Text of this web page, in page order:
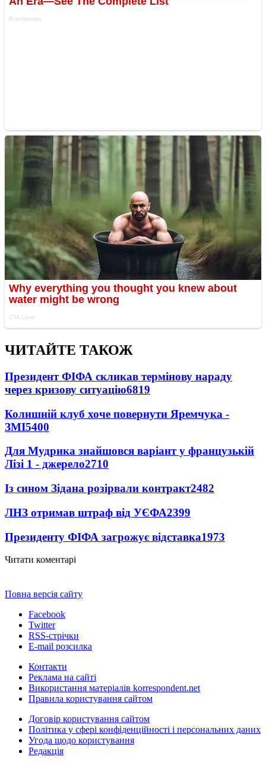
ЧИТАЙТЕ ТАКОЖ
Президент ФІФА скликав термінову нараду
через кризову ситуацію6819
Колишній клуб хоче повернути Яремчука -
ЗМІ5400
Для Мудрика знайшовся варіант у французькій
Лізі 1 - джерело2710
Із сином Зідана розірвали контракт2482
ЛНЗ отримав штраф від УЄФА2399
Президенту ФІФА загрожує відставка1973
Читати коментарі
Повна версія сайту
Facebook
Twitter
RSS-стрічки
E-mail розсилка
Контакти
Реклама на сайті
Використання матеріалів korrespondent.net
Правила користування сайтом
Договір користування сайтом
Політика у сфері конфіденційності і персональних даних
Угода щодо користування
Редакція